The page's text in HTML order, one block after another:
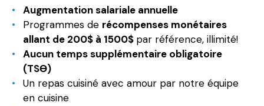
Augmentation salariale annuelle
Programmes de récompenses monétaires
allant de 200$ à 1500$ par référence, illimité!
Aucun temps supplémentaire obligatoire
(TSϴ)
Un repas cuisiné avec amour par notre équipe
en cuisine